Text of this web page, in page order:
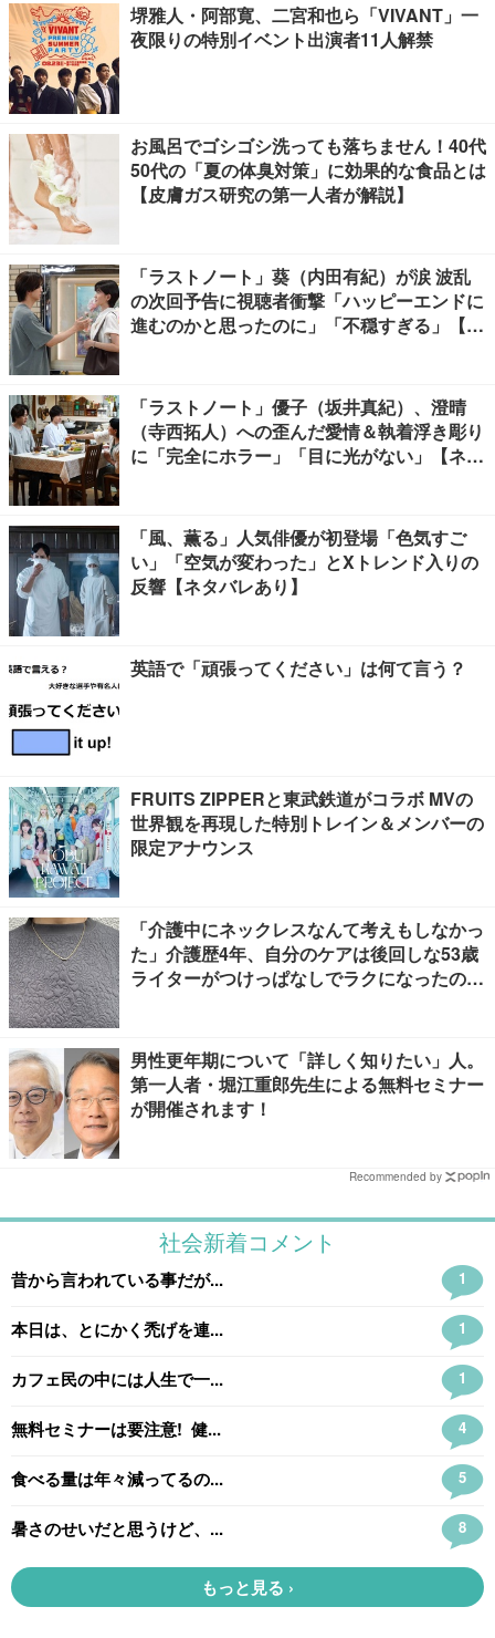
堺雅人・阿部寛、二宮和也ら「VIVANT」一
夜限りの特別イベント出演者11人解禁
お風呂でゴシゴシ洗っても落ちません！40代
50代の「夏の体臭対策」に効果的な食品とは
【皮膚ガス研究の第一人者が解説】
「ラストノート」葵（内田有紀）が涙 波乱
の次回予告に視聴者衝撃「ハッピーエンドに
進むのかと思ったのに」「不穏すぎる」【ネ
「ラストノート」優子（坂井真紀）、澄晴
（寺西拓人）への歪んだ愛情＆執着浮き彫り
に「完全にホラー」「目に光がない」【ネタ
「風、薫る」人気俳優が初登場「色気すご
い」「空気が変わった」とXトレンド入りの
反響【ネタバレあり】
英語で「頑張ってください」は何て言う？
FRUITS ZIPPERと東武鉄道がコラボ MVの
世界観を再現した特別トレイン＆メンバーの
限定アナウンス
「介護中にネックレスなんて考えもしなかっ
た」介護歴4年、自分のケアは後回しな53歳
ライターがつけっぱなしでラクになったの
男性更年期について「詳しく知りたい」人。
第一人者・堀江重郎先生による無料セミナー
が開催されます！
Recommended by